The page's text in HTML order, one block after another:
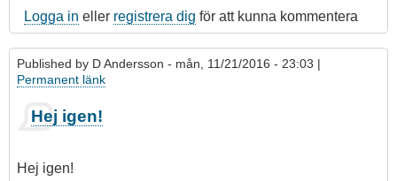
Logga in eller registrera dig för att kunna kommentera
Published by D Andersson - mån, 11/21/2016 - 23:03 |
Permanent länk
Hej igen!
Hej igen!